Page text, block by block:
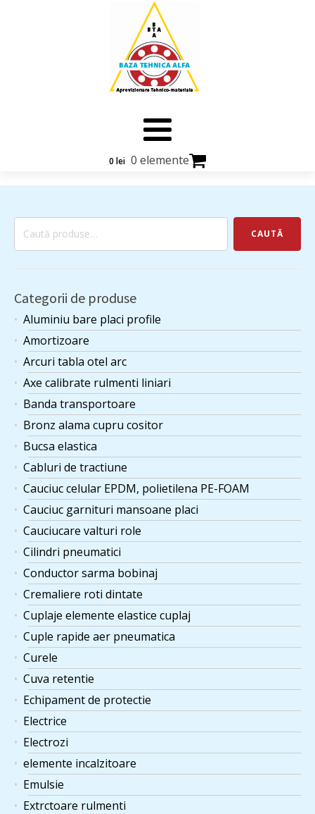
0 lei 0 elemente
Caută
CAUTĂ
Categorii de produse
Aluminiu bare placi profile
Amortizoare
Arcuri tabla otel arc
Axe calibrate rulmenti liniari
Banda transportoare
Bronz alama cupru cositor
Bucsa elastica
Cabluri de tractiune
Cauciuc celular EPDM, polietilena PE-FOAM
Cauciuc garnituri mansoane placi
Cauciucare valturi role
Cilindri pneumatici
Conductor sarma bobinaj
Cremaliere roti dintate
Cuplaje elemente elastice cuplaj
Cuple rapide aer pneumatica
Curele
Cuva retentie
Echipament de protectie
Electrice
Electrozi
elemente incalzitoare
Emulsie
Extrctoare rulmenti